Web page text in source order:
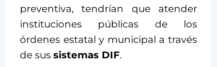
preventiva, tendrían que atender
instituciones públicas de los
órdenes estatal y municipal a través
de sus sistemas DIF.